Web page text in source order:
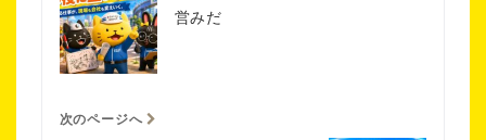
営みだ
次のページへ